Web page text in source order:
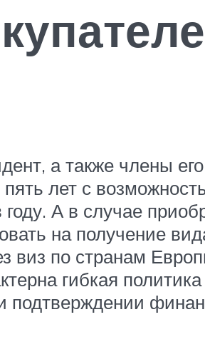
а также члены
лет с
А в случае
на получение
по странам
гибкая